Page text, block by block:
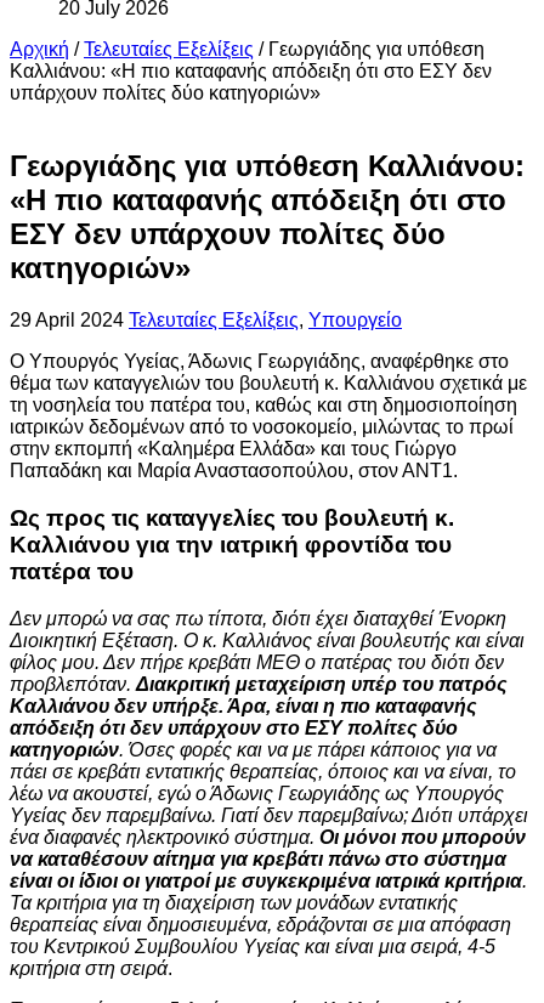
20 July 2026
Αρχική / Τελευταίες Εξελίξεις / Γεωργιάδης για υπόθεση
Καλλιάνου: «Η πιο καταφανής απόδειξη ότι στο ΕΣΥ δεν
υπάρχουν πολίτες δύο κατηγοριών»
Γεωργιάδης για υπόθεση Καλλιάνου:
«Η πιο καταφανής απόδειξη ότι στο
ΕΣΥ δεν υπάρχουν πολίτες δύο
κατηγοριών»
29 April 2024 Τελευταίες Εξελίξεις, Υπουργείο
Ο Υπουργός Υγείας, Άδωνις Γεωργιάδης, αναφέρθηκε στο
θέμα των καταγγελιών του βουλευτή κ. Καλλιάνου σχετικά με
τη νοσηλεία του πατέρα του, καθώς και στη δημοσιοποίηση
ιατρικών δεδομένων από το νοσοκομείο, μιλώντας το πρωί
στην εκπομπή «Καλημέρα Ελλάδα» και τους Γιώργο
Παπαδάκη και Μαρία Αναστασοπούλου, στον ΑΝΤ1.
Ως προς τις καταγγελίες του βουλευτή κ.
Καλλιάνου για την ιατρική φροντίδα του
πατέρα του
Δεν μπορώ να σας πω τίποτα, διότι έχει διαταχθεί Ένορκη
Διοικητική Εξέταση. Ο κ. Καλλιάνος είναι βουλευτής και είναι
φίλος μου. Δεν πήρε κρεβάτι ΜΕΘ ο πατέρας του διότι δεν
προβλεπόταν.Διακριτική μεταχείριση υπέρ του πατρός
Καλλιάνου δεν υπήρξε. Άρα, είναι η πιο καταφανής
απόδειξη ότι δεν υπάρχουν στο ΕΣΥ πολίτες δύο
κατηγοριών. Όσες φορές και να με πάρει κάποιος για να
πάει σε κρεβάτι εντατικής θεραπείας, όποιος και να είναι, το
λέω να ακουστεί, εγώ ο Άδωνις Γεωργιάδης ως Υπουργός
Υγείας δεν παρεμβαίνω. Γιατί δεν παρεμβαίνω; Διότι υπάρχει
ένα διαφανές ηλεκτρονικό σύστημα. Οι μόνοι που μπορούν
να καταθέσουν αίτημα για κρεβάτι πάνω στο σύστημα
είναι οι ίδιοι οι γιατροί με συγκεκριμένα ιατρικά κριτήρια.
Τα κριτήρια για τη διαχείριση των μονάδων εντατικής
θεραπείας είναι δημοσιευμένα, εδράζονται σε μια απόφαση
του Κεντρικού Συμβουλίου Υγείας και είναι μια σειρά, 4-5
κριτήρια στη σειρά.